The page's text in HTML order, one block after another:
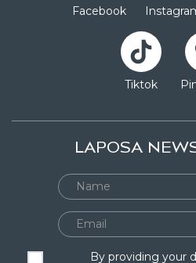
Facebook
Tiktok
LAPOSA
By providing your